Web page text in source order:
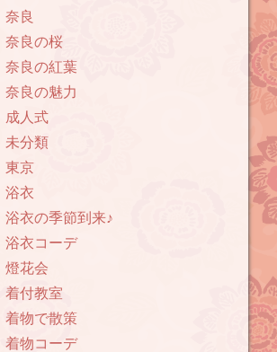
奈良
奈良の桜
奈良の紅葉
奈良の魅力
成人式
未分類
東京
浴衣
浴衣の季節到来♪
浴衣コーデ
燈花会
着付教室
着物で散策
着物コーデ